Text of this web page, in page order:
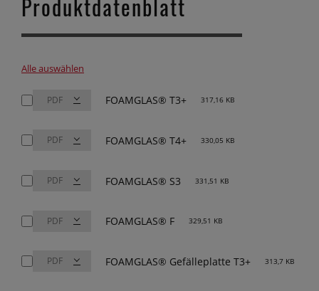
Produktdatenblatt
Alle auswählen
FOAMGLAS® T3+ 317,16 KB
FOAMGLAS® T4+ 330,05 KB
FOAMGLAS® S3 331,51 KB
FOAMGLAS® F 329,51 KB
FOAMGLAS® Gefälleplatte T3+ 313,7 KB